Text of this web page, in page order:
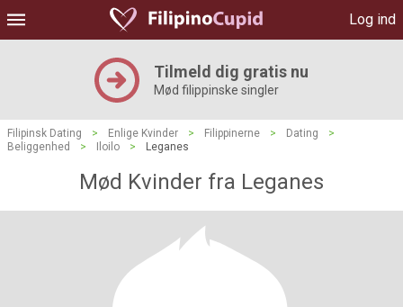
Log ind
Tilmeld dig gratis nu
Mød filippinske singler
Filipinsk Dating > Enlige Kvinder > Filippinerne > Dating
>
Beliggenhed
> Iloilo > Leganes
Mød Kvinder fra Leganes